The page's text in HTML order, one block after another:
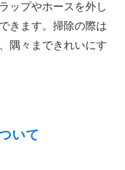
ップやホースを外し
きます。掃除の際は
隅々まできれいにす
いて